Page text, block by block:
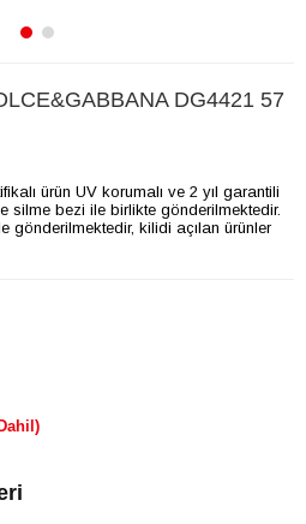
DG4421 57
ürün UV korumalı ve 2 yıl garantili
silme bezi ile birlikte gönderilmektedir.
gönderilmektedir, kilidi açılan ürünler